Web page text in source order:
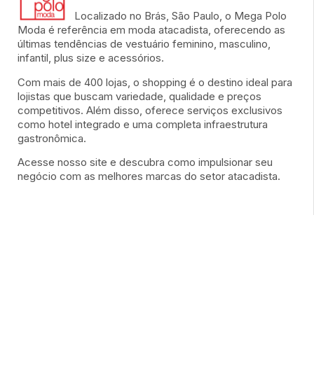
Localizado no Brás, São Paulo, o Mega Polo
Moda é referência em moda atacadista, oferecendo as
últimas tendências de vestuário feminino, masculino,
infantil, plus size e acessórios.
Com mais de 400 lojas, o shopping é o destino ideal para
lojistas que buscam variedade, qualidade e preços
competitivos. Além disso, oferece serviços exclusivos
como hotel integrado e uma completa infraestrutura
gastronômica.
Acesse nosso site e descubra como impulsionar seu
negócio com as melhores marcas do setor atacadista.